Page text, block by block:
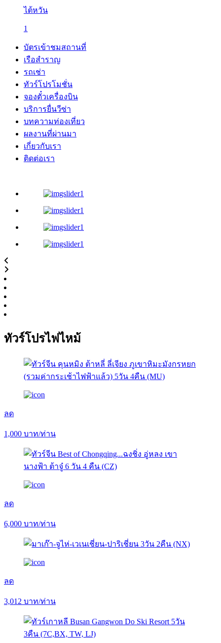
ไต้หวัน
1
บัตรเข้าชมสถานที่
เรือสำราญ
รถเช่า
ทัวร์โปรโมชั่น
จองตั๋วเครื่องบิน
บริการยื่นวีซ่า
บทความท่องเที่ยว
ผลงานที่ผ่านมา
เกี่ยวกับเรา
ติดต่อเรา
ทัวร์โปรไฟไหม้
ลด
1,000 บาท/ท่าน
ลด
6,000 บาท/ท่าน
ลด
3,012 บาท/ท่าน